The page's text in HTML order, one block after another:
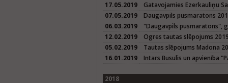
17.05.2019
Gatavojamies Ezerkauliņu
07.05.2019
Daugavpils pusmaratons
06.03.2019
"Daugavpils pusmaratons",
12.02.2019
Ogres tautas slēpojums
05.02.2019
Tautas slēpojums Madona
16.01.2019
Intars Busulis un apvienība
2018